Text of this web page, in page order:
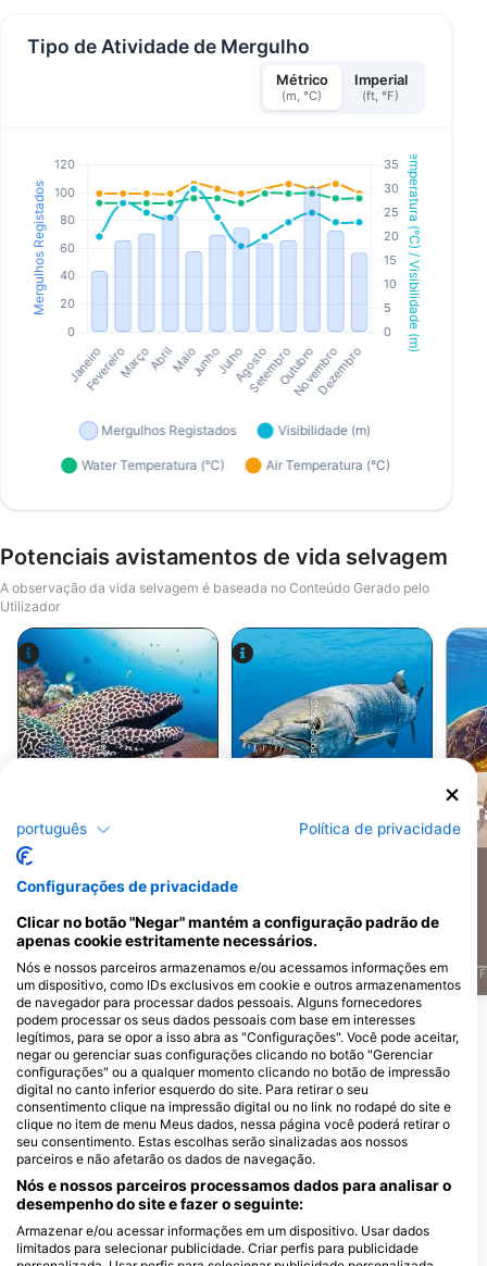
Tipo de Atividade de Mergulho
Métrico
(m, °C)
Imperial
(ft, °F)
Potenciais avistamentos de vida selvagem
A observação da vida selvagem é baseada no Conteúdo Gerado pelo
Utilizador
Alamy-WaterFrame
J F M A M J J A S O N D
iStock-Global_Pics
J F M A M J J A S O N D F
Mostrar mais animais
Centros de mergulho que servem este
local de mergulho
Wanderlust Dive Center
Kaya Perenales 3, 0000 BQ
Kralendijk, Bonaire, Santo
DivOcean Bonaire
J.A. Abraham BLVD 82 #301,
0000ab Kralendijk, Bonaire, Santo
Eustáquio E Saba
português Política de privacidade
Configurações de privacidade
Clicar no botão "Negar" mantém a configuração padrão de
apenas cookie estritamente necessários.
Nós e nossos parceiros armazenamos e/ou acessamos informações em
um dispositivo, como IDs exclusivos em cookie e outros armazenamentos
de navegador para processar dados pessoais. Alguns fornecedores
podem processar os seus dados pessoais com base em interesses
legítimos, para se opor a isso abra as "Configurações". Você pode aceitar,
negar ou gerenciar suas configurações clicando no botão "Gerenciar
configurações" ou a qualquer momento clicando no botão de impressão
digital no canto inferior esquerdo do site. Para retirar o seu
consentimento clique na impressão digital ou no link no rodapé do site e
clique no item de menu Meus dados, nessa página você poderá retirar o
seu consentimento. Estas escolhas serão sinalizadas aos nossos
parceiros e não afetarão os dados de navegação.
Nós e nossos parceiros processamos dados para analisar o
desempenho do site e fazer o seguinte:
Armazenar e/ou acessar informações em um dispositivo. Usar dados
limitados para selecionar publicidade. Criar perfis para publicidade